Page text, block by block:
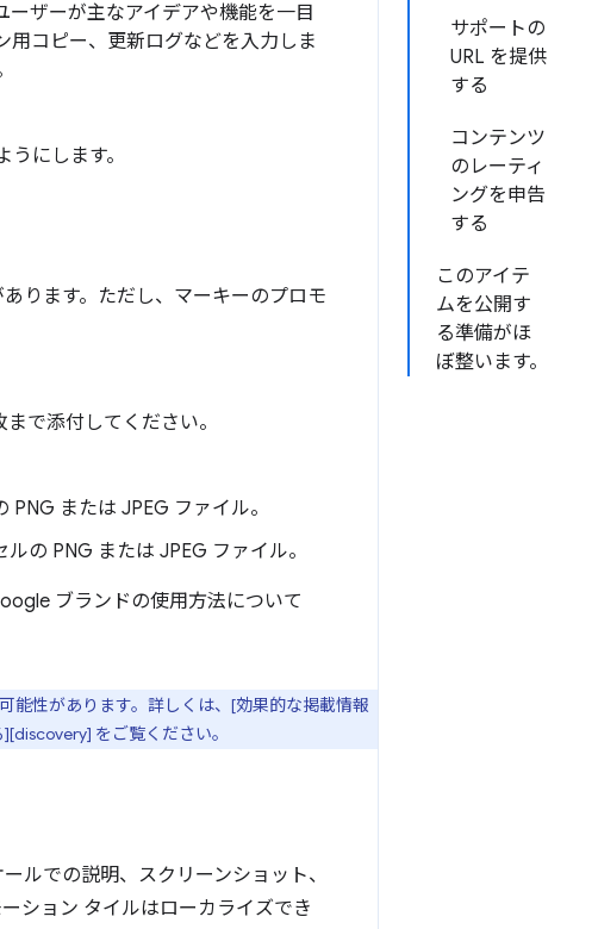
サポートの
URL を提供
する
コンテンツ
のレーティ
ングを申告
する
このアイテ
ムを公開す
る準備がほ
ぼ整います。
ザーが主なアイデアや機能を一目
用コピー、更新ログなどを入力しま
にします。
ります。ただし、マーキーのプロモ
で添付してください。
または JPEG ファイル。
の PNG または JPEG ファイル。
ブランドの使用方法について
能性があります。詳しくは、[効果的な掲載情報
をご覧ください。
ルでの説明、スクリーンショット、
ション タイルはローカライズでき